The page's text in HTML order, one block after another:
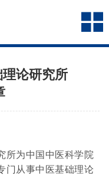
论研究所
所为中国中医科学院
门从事中医基础理论